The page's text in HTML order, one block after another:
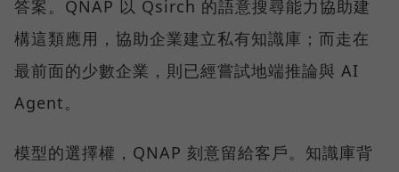
答案。QNAP 以 Qsirch 的語意搜尋能力協助建
構這類應用，協助企業建立私有知識庫；而走在
最前面的少數企業，則已經嘗試地端推論與 AI
Agent。
模型的選擇權，QNAP 刻意留給客戶。知識庫背